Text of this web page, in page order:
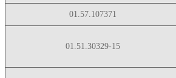
01.57.107371
01.51.30329-15